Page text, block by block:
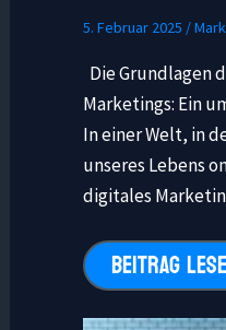
5. Februar 2025 /
Die Grundlagen
Marketings: Ein
In einer Welt, in
unseres Lebens
digitales
BEITRAG